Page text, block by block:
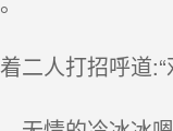
人打招呼道